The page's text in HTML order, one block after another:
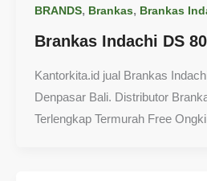
BRANDS, Brankas, Brankas
Brankas Indachi DS
Kantorkita.id jual Brankas
Denpasar Bali. Distributor
Terlengkap Termurah Free